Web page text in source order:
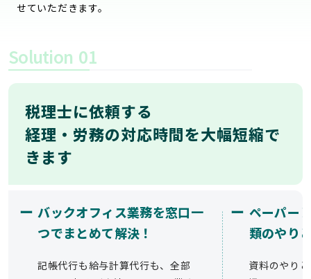
せていただきます。
Solution 01
税理士に依頼する
経理・労務の対応時間を大幅短縮で
きます
ー バックオフィス業務を窓口一
つでまとめて解決！
記帳代行も給与計算代行も、全部
ー ペーパー
類のやり
資料のやり